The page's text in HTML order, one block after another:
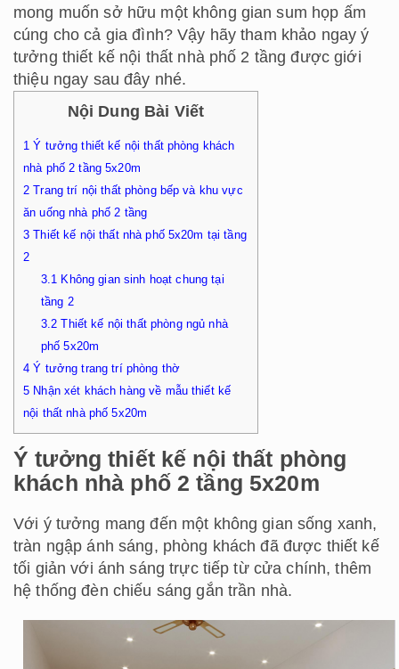
mong muốn sở hữu một không gian sum họp ấm
cúng cho cả gia đình? Vậy hãy tham khảo ngay ý
tưởng thiết kế nội thất nhà phố 2 tầng được giới
thiệu ngay sau đây nhé.
Nội Dung Bài Viết
1 Ý tưởng thiết kế nội thất phòng khách
nhà phố 2 tầng 5x20m
2 Trang trí nội thất phòng bếp và khu vực
ăn uống nhà phố 2 tầng
3 Thiết kế nội thất nhà phố 5x20m tại tầng
2
3.1 Không gian sinh hoạt chung tại
tầng 2
3.2 Thiết kế nội thất phòng ngủ nhà
phố 5x20m
4 Ý tưởng trang trí phòng thờ
5 Nhận xét khách hàng về mẫu thiết kế
nội thất nhà phố 5x20m
Ý tưởng thiết kế nội thất phòng
khách nhà phố 2 tầng 5x20m
Với ý tưởng mang đến một không gian sống xanh,
tràn ngập ánh sáng, phòng khách đã được thiết kế
tối giản với ánh sáng trực tiếp từ cửa chính, thêm
hệ thống đèn chiếu sáng gắn trần nhà.